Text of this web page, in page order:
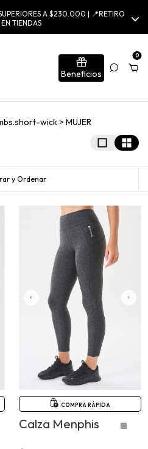
PROGRAMA DE PUNTOS
Beneficios
y Ordenar
COMPRA RÁPIDA
Calza Menphis